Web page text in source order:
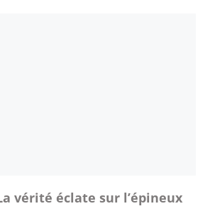
vérité éclate sur l’épineux